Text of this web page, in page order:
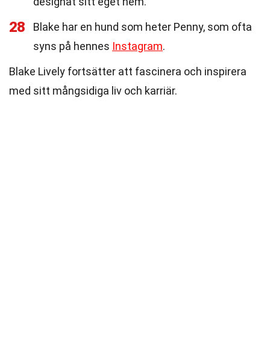
28
Blake har en hund som heter Penny, som ofta
syns på hennes Instagram.
Blake Lively fortsätter att fascinera och inspirera
med sitt mångsidiga liv och karriär.